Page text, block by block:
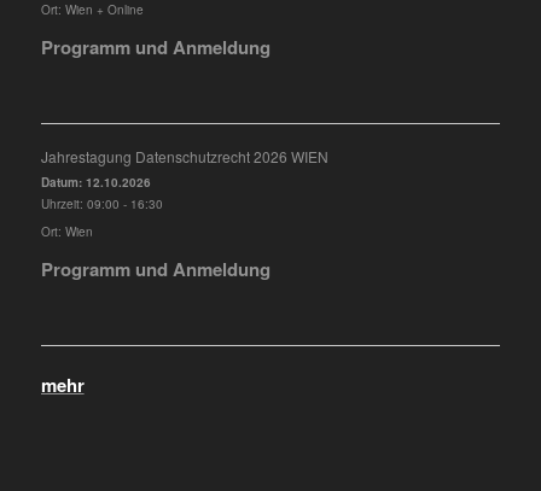
Ort: Wien + Online
Programm und Anmeldung
Jahrestagung Datenschutzrecht 2026 WIEN
Datum: 12.10.2026
Uhrzeit: 09:00 - 16:30
Ort: Wien
Programm und Anmeldung
mehr